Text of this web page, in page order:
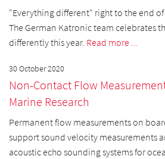
"Everything different" right to the end of
The German Katronic team celebrates
differently this year. Read more ...
30 October 2020
Non-Contact Flow
Marine Research
Permanent flow measurements on
support sound velocity measurements
acoustic echo sounding systems for